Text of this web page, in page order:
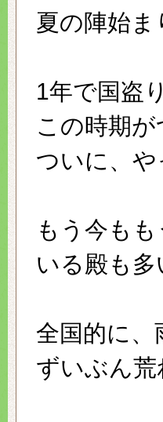
夏の陣始ま
1年で国盗
この時期が
ついに、
もう今も
いる殿も多
全国的に
ずいぶん